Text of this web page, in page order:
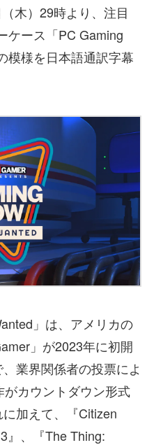
木）29時より、注目
ケース「PC Gaming
模様を日本語通訳字幕
」は、アメリカの
」が2023年に初開
業界関係者の投票によ
カウントダウン形式
加えて、『Citizen
』、『The Thing: